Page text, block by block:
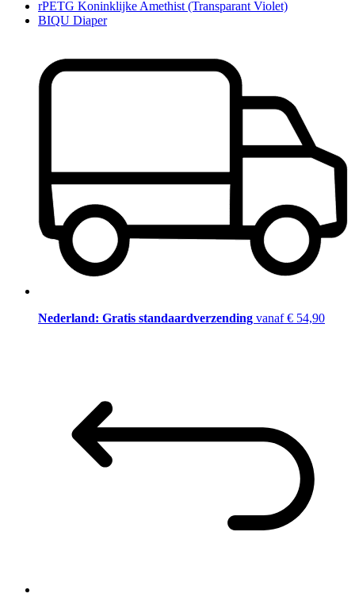
rPETG Koninklijke Amethist (Transparant Violet)
BIQU Diaper
Nederland: Gratis standaardverzending vanaf € 54,90